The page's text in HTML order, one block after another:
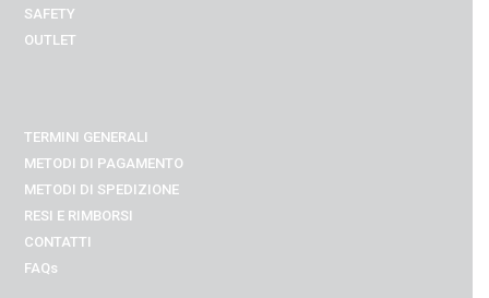
SAFETY
OUTLET
TERMINI GENERALI
METODI DI PAGAMENTO
METODI DI SPEDIZIONE
RESI E RIMBORSI
CONTATTI
FAQs